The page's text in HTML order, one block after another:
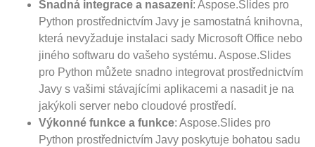
Snadná integrace a nasazení: Aspose.Slides pro
Python prostřednictvím Javy je samostatná knihovna,
která nevyžaduje instalaci sady Microsoft Office nebo
jiného softwaru do vašeho systému. Aspose.Slides
pro Python můžete snadno integrovat prostřednictvím
Javy s vašimi stávajícími aplikacemi a nasadit je na
jakýkoli server nebo cloudové prostředí.
Výkonné funkce a funkce: Aspose.Slides pro
Python prostřednictvím Javy poskytuje bohatou sadu